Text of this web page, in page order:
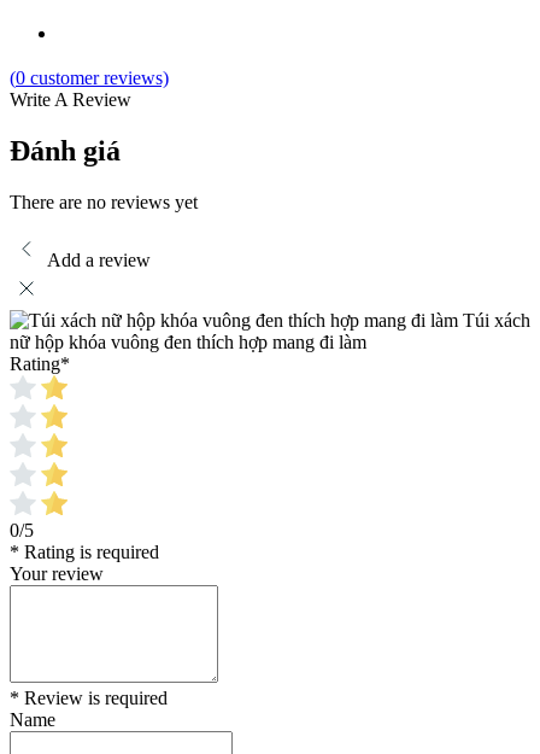
(0 customer reviews)
Write A Review
Đánh giá
There are no reviews yet
Add a review
Túi xách
nữ hộp khóa vuông đen thích hợp mang đi làm
Rating*
0/5
* Rating is required
Your review
* Review is required
Name